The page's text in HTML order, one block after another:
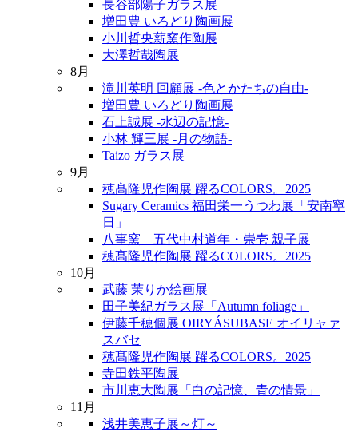
長谷部陽子ガラス展
増田豊 いろどり陶画展
小川哲央薪窯作陶展
大澤哲哉陶展
8月
滝川英明 回顧展 -色とかたちの自由-
増田豊 いろどり陶画展
石上誠展 -水辺の記憶-
小林 輝三展 -月の物語-
Taizo ガラス展
9月
穂髙隆児作陶展 躍るCOLORS。2025
Sugary Ceramics 福田栄一うつわ展「安南寧
日」
八事窯 五代中村道年・崇壱 親子展
穂髙隆児作陶展 躍るCOLORS。2025
10月
武藤 茉りか絵画展
田子美紀ガラス展「Autumn foliage」
伊藤千穂個展 OIRYÁSUBASE オイリャァ
スバセ
穂髙隆児作陶展 躍るCOLORS。2025
寺田鉄平陶展
市川恵大陶展「白の記憶、青の情景」
11月
浅井美恵子展～灯～